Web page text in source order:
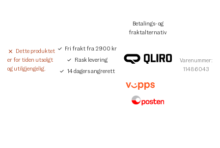
Dette produktet
er for tiden utsolgt
og utilgjengelig.
Fri frakt fra 2900 kr
Rask levering
14 dagers angrerett
Betalings- og
fraktalternativ
Varenummer:
11486043